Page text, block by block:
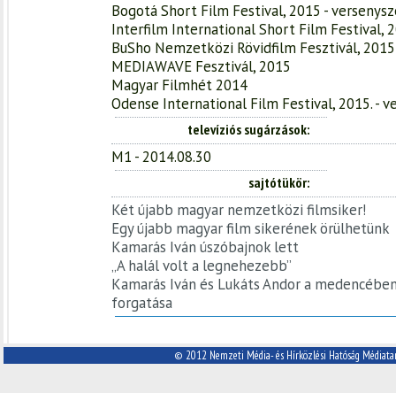
Bogotá Short Film Festival, 2015 -
Interfilm International Short Film Festival,
BuSho Nemzetközi Rövidfilm Fesztivál, 2015
MEDIAWAVE Fesztivál, 2015
Magyar Filmhét 2014
Odense International Film Festival, 2015. -
televíziós sugárzások
M1 - 2014.08.30
sajtótükör
Két újabb magyar nemzetközi filmsiker!
Egy újabb magyar film sikerének örülhetünk
Kamarás Iván úszóbajnok lett
„A halál volt a legnehezebb”
Kamarás Iván és Lukáts Andor a
forgatása
A Nemzeti Média- és Hírközlési
Cím:
© 2012 Nemzeti Média- és Hírközlési Hatóság